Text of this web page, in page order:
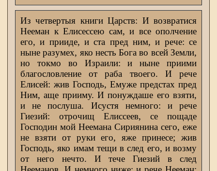
Из четвертыя книги Царств: И возвратися
Нееман к Елисессею сам, и все ополчение
его, и прииде, и ста пред ним, и рече: се
ныне разумех, яко несть Бога во всей Земли,
но токмо во Израили: и ныне приими
благословление от раба твоего. И рече
Елисей: жив Господь, Емуже предстах пред
Ним, аще прииму. И понуждаше его взяти,
и не послуша. Исустя немного: и рече
Гиезий: отрочищ Елиссеев, се пощаде
Господин мой Неемана Сириянина сего, еже
не взяти от руки его, яже принесе; жив
Господь, яко имам тещи в след его, и возму
от него нечто. И тече Гиезий в след